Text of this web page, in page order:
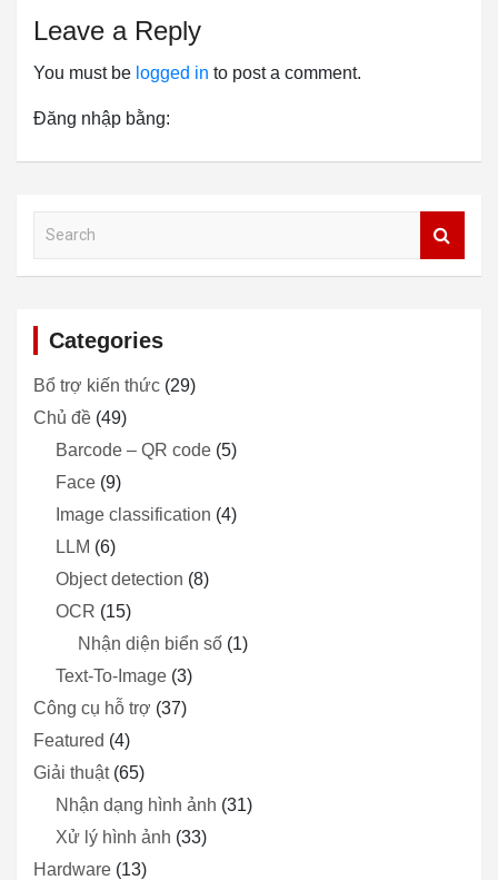
Leave a Reply
You must be logged in to post a comment.
Đăng nhập bằng:
a
Categories
Bổ trợ kiến thức (29)
Chủ đề (49)
Barcode – QR code (5)
Face (9)
Image classification (4)
LLM (6)
Object detection (8)
OCR (15)
Nhận diện biển số (1)
Text-To-Image (3)
Công cụ hỗ trợ (37)
Featured (4)
Giải thuật(65)
Nhận dạng hình ảnh (31)
Xử lý hình ảnh (33)
Hardware (13)